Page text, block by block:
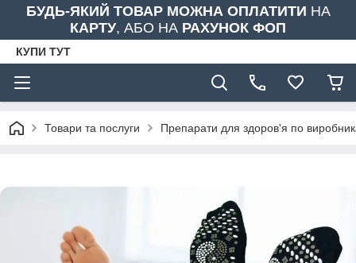
БУДЬ-ЯКИЙ ТОВАР МОЖНА ОПЛАТИТИ НА
КАРТУ, АБО НА РАХУНОК ФОП
КУПИ ТУТ
Товари та послуги Препарати для здоров'я по